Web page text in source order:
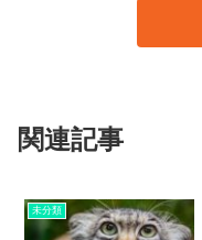
関連記事
未分類